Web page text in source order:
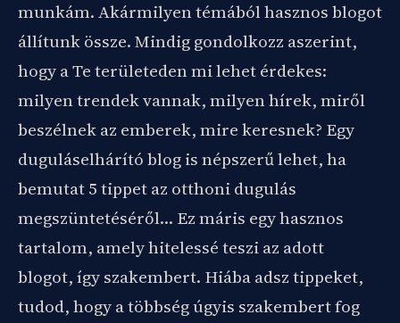
munkám. Akármilyen témából hasznos blogot
állítunk össze. Mindig gondolkozz aszerint,
hogy a Te területeden mi lehet érdekes:
milyen trendek vannak, milyen hírek, miről
beszélnek az emberek, mire keresnek? Egy
duguláselhárító blog is népszerű lehet, ha
bemutat 5 tippet az otthoni dugulás
megszüntetéséről… Ez máris egy hasznos
tartalom, amely hitelessé teszi az adott
blogot, így szakembert. Hiába adsz tippeket,
tudod, hogy a többség úgyis szakembert fog